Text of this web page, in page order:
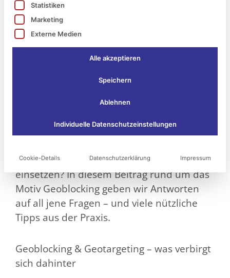
es Anbieter, die mit einer Vermeidung von
diese Technik nützlich als Unternehmen
einsetzen? In diesem Beitrag rund um das
Motiv Geoblocking geben wir Antworten
auf all jene Fragen – und viele nützliche
Tipps aus der Praxis.
Geoblocking & Geotargeting – was verbirgt
sich dahinter
Statistiken
Marketing
Externe Medien
Alle akzeptieren
Speichern
Ablehnen
Individuelle Datenschutzeinstellungen
Cookie-Details Datenschutzerklärung Impressum